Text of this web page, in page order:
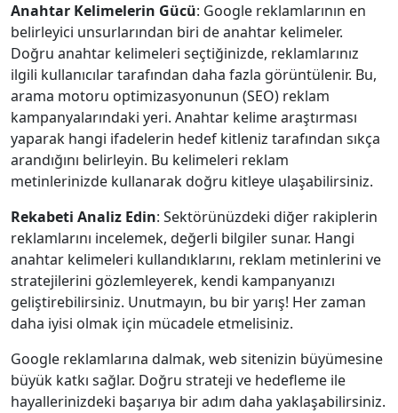
Anahtar Kelimelerin Gücü: Google reklamlarının en
belirleyici unsurlarından biri de anahtar kelimeler.
Doğru anahtar kelimeleri seçtiğinizde, reklamlarınız
ilgili kullanıcılar tarafından daha fazla görüntülenir. Bu,
arama motoru optimizasyonunun (SEO) reklam
kampanyalarındaki yeri. Anahtar kelime araştırması
yaparak hangi ifadelerin hedef kitleniz tarafından sıkça
arandığını belirleyin. Bu kelimeleri reklam
metinlerinizde kullanarak doğru kitleye ulaşabilirsiniz.
Rekabeti Analiz Edin: Sektörünüzdeki diğer rakiplerin
reklamlarını incelemek, değerli bilgiler sunar. Hangi
anahtar kelimeleri kullandıklarını, reklam metinlerini ve
stratejilerini gözlemleyerek, kendi kampanyanızı
geliştirebilirsiniz. Unutmayın, bu bir yarış! Her zaman
daha iyisi olmak için mücadele etmelisiniz.
Google reklamlarına dalmak, web sitenizin büyümesine
büyük katkı sağlar. Doğru strateji ve hedefleme ile
hayallerinizdeki başarıya bir adım daha yaklaşabilirsiniz.